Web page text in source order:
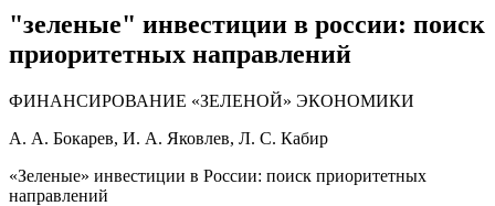
"зеленые" инвестиции в россии: поиск
приоритетных направлений
ФИНАНСИРОВАНИЕ «ЗЕЛЕНОЙ» ЭКОНОМИКИ
А. А. Бокарев, И. А. Яковлев, Л. С. Кабир
«Зеленые» инвестиции в России: поиск приоритетных
направлений